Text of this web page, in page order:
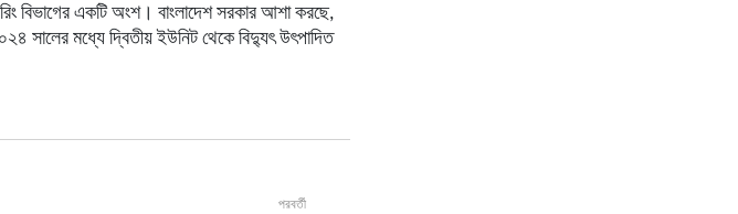
বিভাগের একটি অংশ। বাংলাদেশ সরকার আশা করছে,
সালের মধ্যে দ্বিতীয় ইউনিট থেকে বিদ্যুৎ উৎপাদিত
পরবর্তী